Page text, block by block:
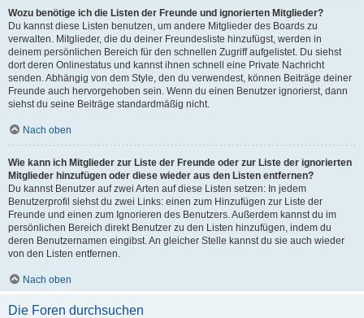
Wozu benötige ich die Listen der Freunde und ignorierten Mitglieder?
Du kannst diese Listen benutzen, um andere Mitglieder des Boards zu
verwalten. Mitglieder, die du deiner Freundesliste hinzufügst, werden in
deinem persönlichen Bereich für den schnellen Zugriff aufgelistet. Du siehst
dort deren Onlinestatus und kannst ihnen schnell eine Private Nachricht
senden. Abhängig von dem Style, den du verwendest, können Beiträge deiner
Freunde auch hervorgehoben sein. Wenn du einen Benutzer ignorierst, dann
siehst du seine Beiträge standardmäßig nicht.
Nach oben
Wie kann ich Mitglieder zur Liste der Freunde oder zur Liste der ignorierten
Mitglieder hinzufügen oder diese wieder aus den Listen entfernen?
Du kannst Benutzer auf zwei Arten auf diese Listen setzen: In jedem
Benutzerprofil siehst du zwei Links: einen zum Hinzufügen zur Liste der
Freunde und einen zum Ignorieren des Benutzers. Außerdem kannst du im
persönlichen Bereich direkt Benutzer zu den Listen hinzufügen, indem du
deren Benutzernamen eingibst. An gleicher Stelle kannst du sie auch wieder
von den Listen entfernen.
Nach oben
Die Foren durchsuchen